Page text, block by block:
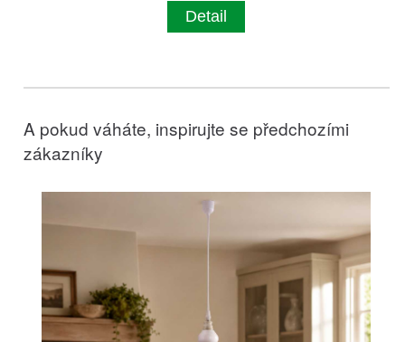
Detail
A pokud váháte, inspirujte se předchozími
zákazníky